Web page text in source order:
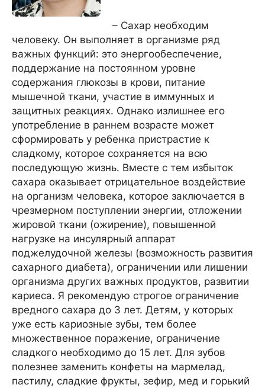
– Сахар необходим
человеку. Он выполняет в организме ряд
важных функций: это энергообеспечение,
поддержание на постоянном уровне
содержания глюкозы в крови, питание
мышечной ткани, участие в иммунных и
защитных реакциях. Однако излишнее его
употребление в раннем возрасте может
сформировать у ребенка пристрастие к
сладкому, которое сохраняется на всю
последующую жизнь. Вместе с тем избыток
сахара оказывает отрицательное воздействие
на организм человека, которое заключается в
чрезмерном поступлении энергии, отложении
жировой ткани (ожирение), повышенной
нагрузке на инсулярный аппарат
поджелудочной железы (возможность развития
сахарного диабета), ограничении или лишении
организма других важных продуктов, развитии
кариеса. Я рекомендую строгое ограничение
вредного сахара до 3 лет. Детям, у которых
уже есть кариозные зубы, тем более
множественное поражение, ограничение
сладкого необходимо до 15 лет. Для зубов
полезнее заменить конфеты на мармелад,
пастилу, сладкие фрукты, зефир, мед и горький